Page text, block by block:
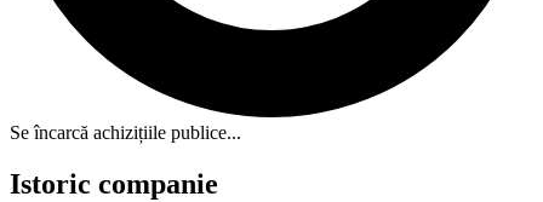
Se încarcă achizițiile publice...
Istoric companie